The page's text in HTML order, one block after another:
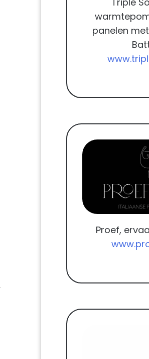
panelen
Proef,